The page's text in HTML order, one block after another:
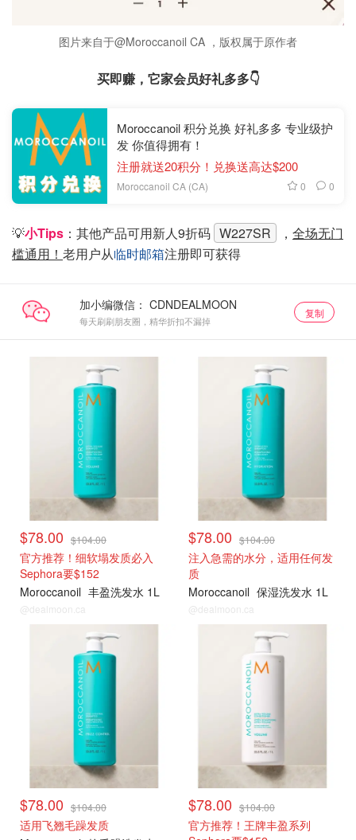
图片来自于@Moroccanoil CA ，版权属于原作者
买即赚，它家会员好礼多多👇
Moroccanoil 积分兑换 好礼多多 专业级护
发 你值得拥有！
注册就送20积分！兑换送高达$200
Moroccanoil CA (CA) 0 0
💡小Tips ：其他产品可用新人9折码 W227SR ， 全场无门
槛通用！ 老用户从临时邮箱注册即可获得
加小编微信：
每天刷刷朋友圈，精华折扣不漏掉
复制
$78.00 $104.00
官方推荐！细软塌发质必入
Sephora要$152
Moroccanoil 丰盈洗发水 1L
@dealmoon.ca
$78.00 $104.00
注入急需的水分，适用任何发
质
Moroccanoil 保湿洗发水 1L
@dealmoon.ca
$78.00 $104.00
适用飞翘毛躁发质
$78.00 $104.00
官方推荐！王牌丰盈系列